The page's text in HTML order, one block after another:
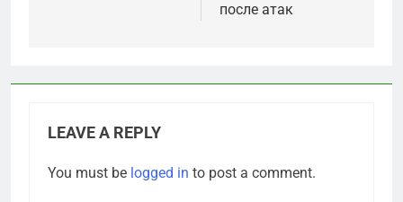
после атак
LEAVE A REPLY
You must be logged in to post a comment.